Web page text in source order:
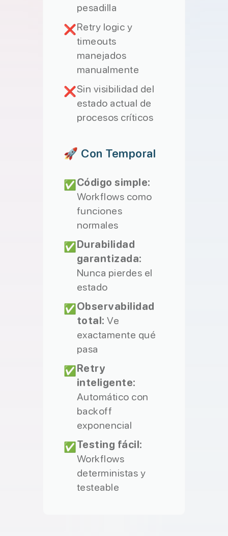
pesadilla
❌Retry logic y
timeouts
manejados
manualmente
❌Sin visibilidad del
estado actual de
procesos críticos
🚀 Con Temporal
✅ Código simple:
Workflows como
funciones
normales
✅ Durabilidad
garantizada:
Nunca pierdes el
estado
✅ Observabilidad
total: Ve
exactamente qué
pasa
✅ Retry
inteligente:
Automático con
backoff
exponencial
✅ Testing fácil:
Workflows
deterministas y
testeable